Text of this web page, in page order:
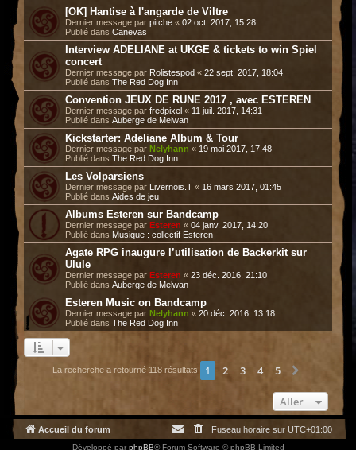
[OK] Hantise à l'angarde de Viltre
Dernier message par pitche « 02 oct. 2017, 15:28
Publié dans Canevas
Interview ADELIANE at UKGE & tickets to win Spiel
concert
Dernier message par Rolistespod « 22 sept. 2017, 18:04
Publié dans The Red Dog Inn
Convention JEUX DE RUNE 2017 , avec ESTEREN
Dernier message par fredpixel « 11 juil. 2017, 14:31
Publié dans Auberge de Melwan
Kickstarter: Adeliane Album & Tour
Dernier message par Nelyhann « 19 mai 2017, 17:48
Publié dans The Red Dog Inn
Les Volparsiens
Dernier message par Livernois.T « 16 mars 2017, 01:45
Publié dans Aides de jeu
Albums Esteren sur Bandcamp
Dernier message par Esteren « 04 janv. 2017, 14:20
Publié dans Musique : collectif Esteren
Agate RPG inaugure l’utilisation de Backerkit sur
Ulule
Dernier message par Esteren « 23 déc. 2016, 21:10
Publié dans Auberge de Melwan
Esteren Music on Bandcamp
Dernier message par Nelyhann « 20 déc. 2016, 13:18
Publié dans The Red Dog Inn
La recherche a retourné 118 résultats 1 2 3 4 5
Aller
Accueil du forum Fuseau horaire sur UTC+01:00
Développé par phpBB® Forum Software © phpBB Limited